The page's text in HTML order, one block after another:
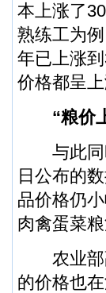
本上涨了
熟练工为
年已上涨
价格都呈
“粮价
与此同时
日公布的
品价格仍
肉禽蛋菜
农业部副
的价格也